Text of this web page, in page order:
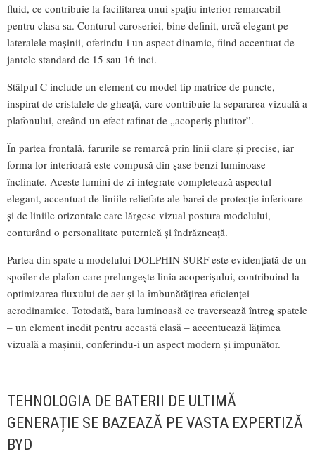
fluid, ce contribuie la facilitarea unui spațiu interior remarcabil
pentru clasa sa. Conturul caroseriei, bine definit, urcă elegant pe
lateralele mașinii, oferindu-i un aspect dinamic, fiind accentuat de
jantele standard de 15 sau 16 inci.
Stâlpul C include un element cu model tip matrice de puncte,
inspirat de cristalele de gheață, care contribuie la separarea vizuală a
plafonului, creând un efect rafinat de „acoperiș plutitor”.
În partea frontală, farurile se remarcă prin linii clare și precise, iar
forma lor interioară este compusă din șase benzi luminoase
înclinate. Aceste lumini de zi integrate completează aspectul
elegant, accentuat de liniile reliefate ale barei de protecție inferioare
și de liniile orizontale care lărgesc vizual postura modelului,
conturând o personalitate puternică și îndrăzneață.
Partea din spate a modelului DOLPHIN SURF este evidențiată de un
spoiler de plafon care prelungește linia acoperișului, contribuind la
optimizarea fluxului de aer și la îmbunătățirea eficienței
aerodinamice. Totodată, bara luminoasă ce traversează întreg spatele
– un element inedit pentru această clasă – accentuează lățimea
vizuală a mașinii, conferindu-i un aspect modern și impunător.
TEHNOLOGIA DE BATERII DE ULTIMĂ
GENERAȚIE SE BAZEAZĂ PE VASTA EXPERTIZĂ
BYD